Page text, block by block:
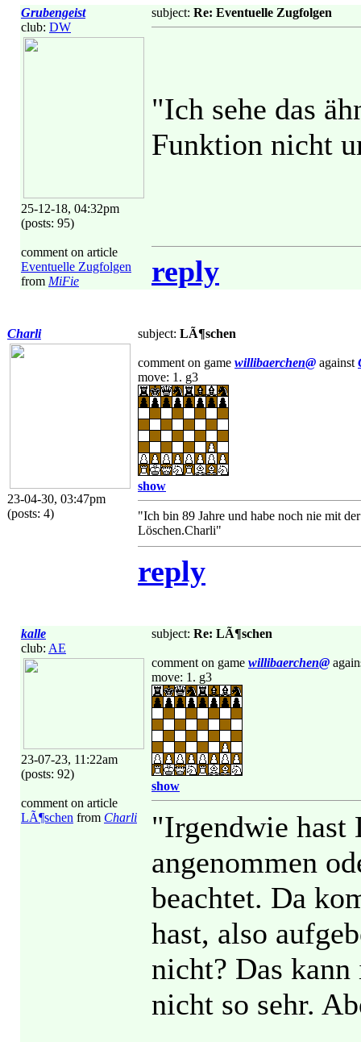
Grubengeist
club: DW
25-12-18, 04:32pm
(posts: 95)
comment on article
Eventuelle Zugfolgen
from MiFie
subject: Re: Eventuelle Zugfolgen
"Ich sehe das
Funktion nicht
reply
Charli
23-04-30, 03:47pm
(posts: 4)
subject: LÃ¶schen
comment on game willibaerchen@ against
move: 1. g3
show
"Ich bin 89 Jahre und habe noch nie mit
Löschen.Charli"
reply
kalle
club: AE
23-07-23, 11:22am
(posts: 92)
comment on article
LÃ¶schen from Charli
subject: Re: LÃ¶schen
comment on game willibaerchen@
move: 1. g3
show
"Irgendwie hast
angenommen
beachtet. Da
hast, also
nicht? Das kann
nicht so sehr.